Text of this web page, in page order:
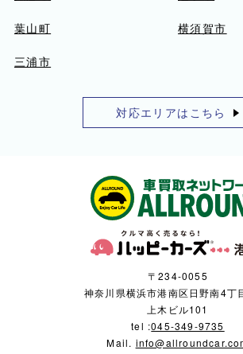
葉山町 横須賀市
三浦市
対応エリアはこちら
〒234-0055
神奈川県横浜市港南区日野南4丁
上木ビル101
tel :045-349-9735
Mail.